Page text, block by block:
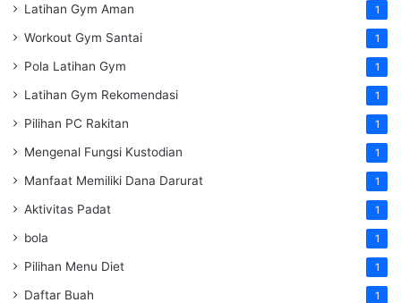
Latihan Gym Aman 1
Workout Gym Santai 1
Pola Latihan Gym 1
Latihan Gym Rekomendasi 1
Pilihan PC Rakitan 1
Mengenal Fungsi Kustodian 1
Manfaat Memiliki Dana Darurat 1
Aktivitas Padat 1
bola 1
Pilihan Menu Diet 1
Daftar Buah 1